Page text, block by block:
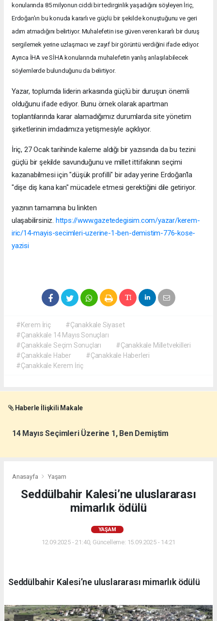
konularında 85 milyonun ciddi bir tedirginlik yaşadığını söyleyen İriç,
Erdoğan'ın bu konuda kararlı ve güçlü bir şekilde konuştuğunu ve geri
adım atmadığını belirtiyor. Muhalefetin ise güven veren kararlı bir duruş
sergilemek yerine uzlaşmacı ve zayıf bir görüntü verdiğini ifade ediyor.
Ayrıca İHA ve SİHA konularında muhalefetin yanlış anlaşılabilecek
söylemlerde bulunduğunu da belirtiyor.
Yazar, toplumda liderin arkasında güçlü bir duruşun önemli
olduğunu ifade ediyor. Bunu örnek olarak apartman
toplantılarında karar alamadığımız durumlarda site yönetim
şirketlerinin imdadımıza yetişmesiyle açıklıyor.
İriç, 27 Ocak tarihinde kaleme aldığı bir yazısında da bu tezini
güçlü bir şekilde savunduğunu ve millet ittifakının seçimi
kazanabilmesi için "düşük profilli" bir aday yerine Erdoğan'la
"dişe diş kana kan" mücadele etmesi gerektiğini dile getiriyor.
yazının tamamına bu linkten
ulaşabilirsiniz. https://www.gazetedegisim.com/yazar/kerem-
iric/14-mayis-secimleri-uzerine-1-ben-demistim-776-kose-
yazisi
#Kerem İriç
#Çanakkale Siyaset
#Çanakkale 14 Mayıs Sonuçları
#Çanakkale Seçim Sonuçları
#Çanakkale Milletvekilleri
#Çanakkale Haber
#Çanakkale Haberleri
#Çanakkale Kerem İriç
Haberle İlişkili Makale
14 Mayıs Seçimleri Üzerine 1, Ben Demiştim
Anasayfa Yaşam
Seddülbahir Kalesi’ne uluslararası
mimarlık ödülü
YAŞAM
12.09.2025 - 21:40, Güncelleme: 15.09.2025 - 14:21
Seddülbahir Kalesi’ne uluslararası mimarlık ödülü